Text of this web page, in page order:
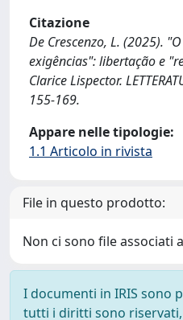
Citazione
De Crescenzo, L. (2025).
exigências": libertação e
Clarice Lispector.
155-169.
Appare nelle tipologie:
1.1 Articolo in rivista
File in questo prodotto:
Non ci sono file associati
I documenti in IRIS sono
tutti i diritti sono riservati,